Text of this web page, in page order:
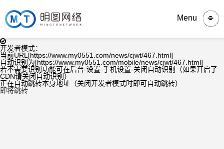
Menu
开发者模式：
当前URL[https://www.my0551.com/news/cjwt/467.html]
自动识别为[https://www.my0551.com/mobile/news/cjwt/467.html]
若不需要识别功能可在后台-设置-手机设置-关闭自动识别（如果开启了
CDN请关闭自动识别）
正在自动跳转本身地址（关闭开发者模式时即可自动跳转）
即将跳转